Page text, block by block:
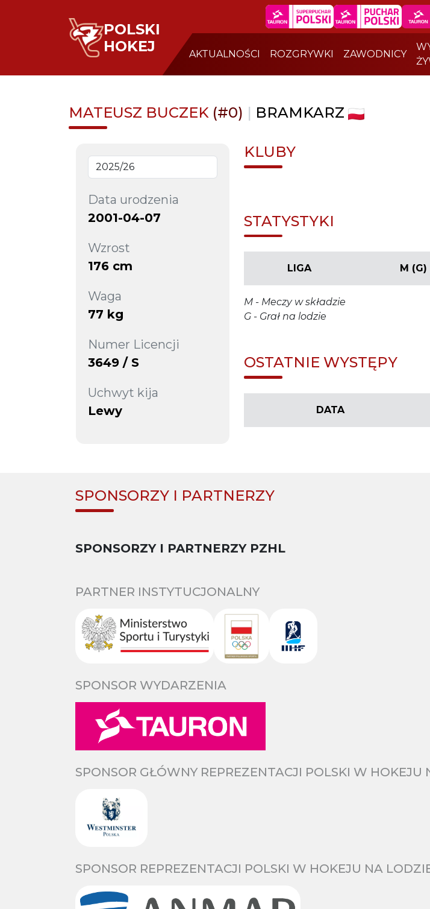
POLSKI
HOKEJ
AKTUALNOŚCI ROZGRYWKI ZAWODNICY
MATEUSZ BUCZEK (#0) | BRAMKARZ
Data urodzenia
2001-04-07
Wzrost
176 cm
Waga
77 kg
Numer Licencji
3649 / S
Uchwyt kija
Lewy
KLUBY
STATYSTYKI
LIGA M (G)
M - Meczy w składzie
G - Grał na lodzie
OSTATNIE WYSTĘPY
DATA
SPONSORZY I PARTNERZY
SPONSORZY I PARTNERZY PZHL
PARTNER INSTYTUCJONALNY
SPONSOR WYDARZENIA
SPONSOR GŁÓWNY REPREZENTACJI POLSKI W HOKEJU
SPONSOR REPREZENTACJI POLSKI W HOKEJU NA